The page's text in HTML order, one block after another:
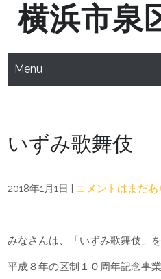
Skip横浜市泉
Menu
いずみ歌舞伎
2018年1月1日 | コメントはまだ
みなさんは、「いずみ歌舞伎」
平成８年の区制１０周年記念事